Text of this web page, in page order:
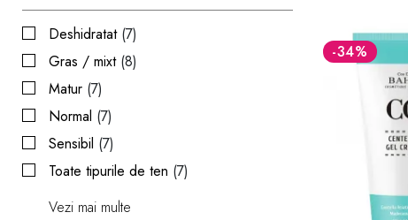
Deshidratat(7)
Gras / mixt(8)
Matur (7)
Normal (7)
Sensibil (7)
Toate tipurile de ten (7)
Vezi mai multe
-34%